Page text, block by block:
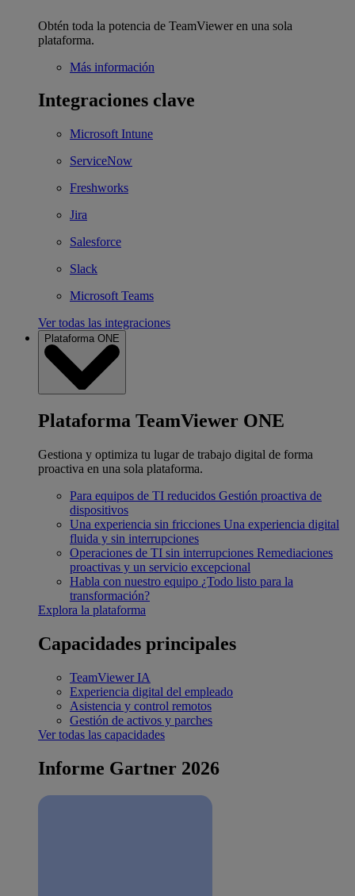
Obtén toda la potencia de TeamViewer en una sola
plataforma.
Más información
Integraciones clave
Microsoft Intune
ServiceNow
Freshworks
Jira
Salesforce
Slack
Microsoft Teams
Ver todas las integraciones
Plataforma ONE
Plataforma TeamViewer ONE
Gestiona y optimiza tu lugar de trabajo digital de forma
proactiva en una sola plataforma.
Para equipos de TI reducidos Gestión proactiva de
dispositivos
Una experiencia sin fricciones Una experiencia digital
fluida y sin interrupciones
Operaciones de TI sin interrupciones Remediaciones
proactivas y un servicio excepcional
Habla con nuestro equipo ¿Todo listo para la
transformación?
Explora la plataforma
Capacidades principales
TeamViewer IA
Experiencia digital del empleado
Asistencia y control remotos
Gestión de activos y parches
Ver todas las capacidades
Informe Gartner 2026